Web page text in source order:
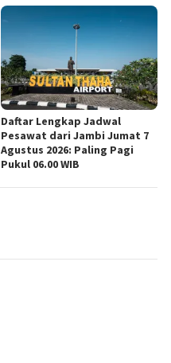
Daftar Lengkap Jadwal
Pesawat dari Jambi Jumat 7
Agustus 2026: Paling Pagi
Pukul 06.00 WIB